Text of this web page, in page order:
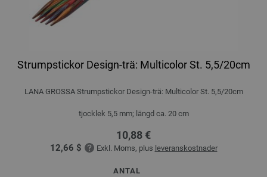
Strumpstickor Design-trä: Multicolor St. 5,5/20cm
LANA GROSSA Strumpstickor Design-trä: Multicolor St. 5,5/20cm
tjocklek 5,5 mm; längd ca. 20 cm
10,88 €
12,66 $ Exkl. Moms, plus leveranskostnader
ANTAL